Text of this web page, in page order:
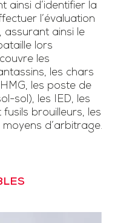
ainsi d’identifier la
l’évaluation
assurant ainsi le
lors
les
les chars
les poste de
sol), les IED, les
brouilleurs, les
d’arbitrage.